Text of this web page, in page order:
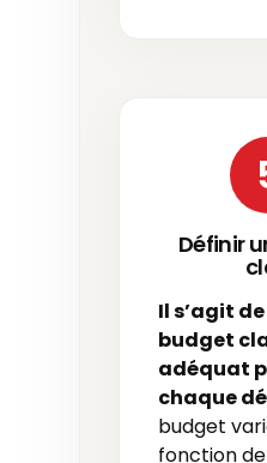
Définir
Il s’agit
budget
adéquat
chaque
budget
fonction